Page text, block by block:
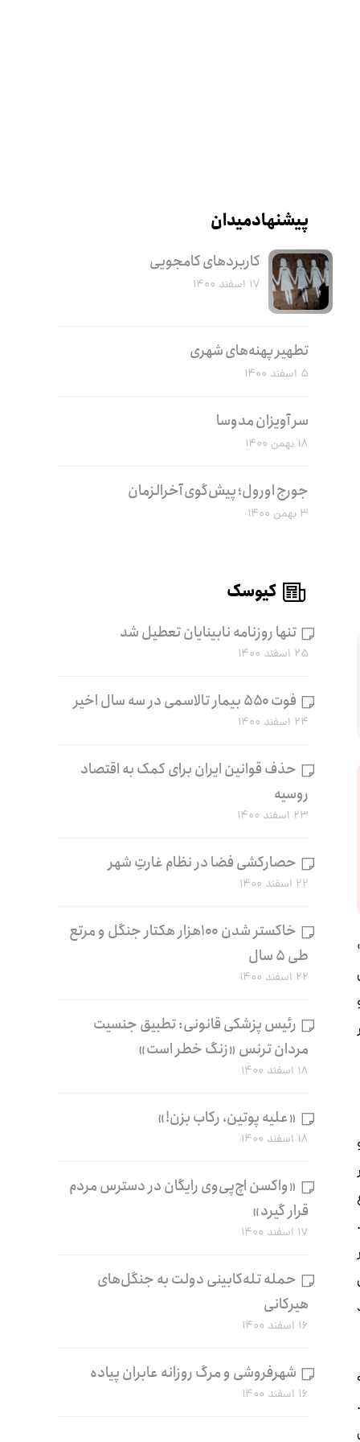
پیشنهاد میدان
کاربرد‌های کامجویی
۱۷ اسفند ۱۴۰۰
تطهیر پهنه‌های شهری
۵ اسفند ۱۴۰۰
سر آویزان مدوسا
۱۸ بهمن ۱۴۰۰
جورج اورول؛ پیش‌گوی آخرالزمان
۳ بهمن ۱۴۰۰
کیوسک
تنها روزنامه نابینایان تعطیل شد
۲۵ اسفند ۱۴۰۰
فوت ۵۵۰ بیمار تالاسمی در سه سال اخیر
۲۴ اسفند ۱۴۰۰
حذف قوانین ایران برای کمک به اقتصاد
روسیه
۲۳ اسفند ۱۴۰۰
حصارکشی فضا در نظام غارتِ شهر
۲۲ اسفند ۱۴۰۰
خاکستر شدن ۱۰۰هزار هکتار جنگل و مرتع
طی ۵ سال
۲۲ اسفند ۱۴۰۰
رئیس پزشکی قانونی: تطبیق جنسیت
مردان ترنس «زنگ خطر است»
۱۸ اسفند ۱۴۰۰
«علیه پوتین، رکاب بزن!»
۱۸ اسفند ۱۴۰۰
«واکسن اچ‌پی‌وی رایگان در دسترس مردم
قرار گیرد»
۱۷ اسفند ۱۴۰۰
حمله تله‌کابینی دولت به جنگل‌های
هیرکانی
۱۶ اسفند ۱۴۰۰
شهرفروشی و مرگ روزانه عابران پیاده
۱۶ اسفند ۱۴۰۰